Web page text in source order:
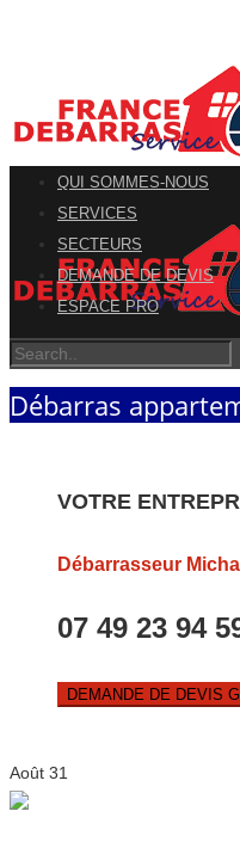
QUI SOMMES-NOUS
SERVICES
SECTEURS
DEMANDE DE DEVIS
ESPACE PRO
Débarras
VOTRE
Débarrasseur
07 49 23 94
DEMANDE DE DEVIS
Août 31